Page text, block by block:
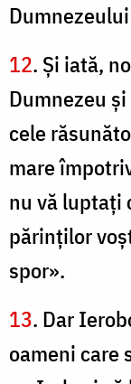
12. Şi iată,
Dumnezeu
cele
mare
nu vă luptaţi
părinţilor
spor».
13. Dar
oameni care